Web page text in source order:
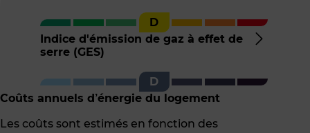
DPE
D
Indice d'émission de gaz à effet de
serre (GES)
l'indice
D
Coûts annuels d’énergie du logement
Les coûts sont estimés en fonction des